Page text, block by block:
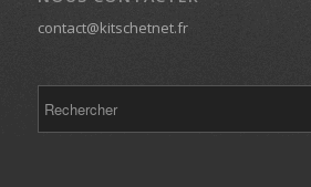
contact@kitschetnet.fr